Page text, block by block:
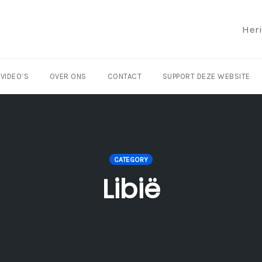
VIDEO’S OVER ONS CONTACT SUPPORT DEZE WEBSITE
CATEGORY
Libië